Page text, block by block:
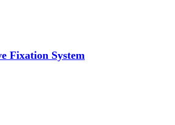
Fixation System